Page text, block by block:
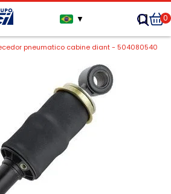
▼ 0
pneumatico cabine diant - 504080540